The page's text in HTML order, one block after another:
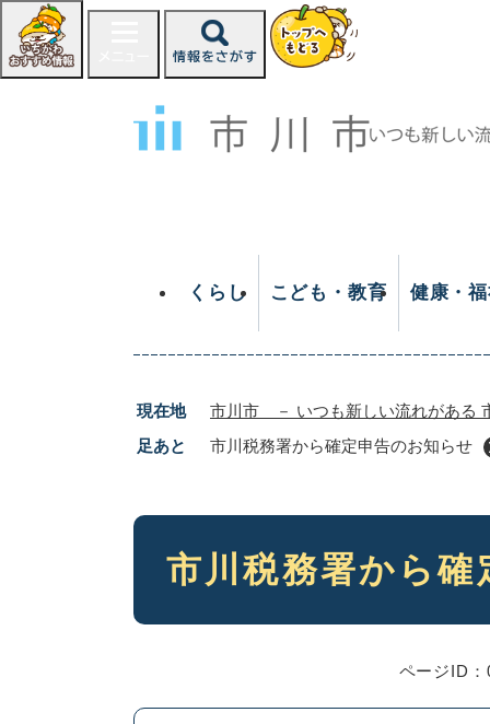
ジ
くらし こども・教育 健康・
現在地
市川市 － いつも新しい流れがある
足あと
市川税務署から確定申告のお知らせ
本
市川税務署から
ページID